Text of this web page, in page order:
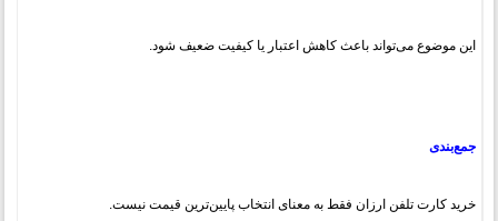
این موضوع می‌تواند باعث کاهش اعتبار یا کیفیت ضعیف شود.
جمع‌بندی
خرید کارت تلفن ارزان فقط به معنای انتخاب پایین‌ترین قیمت نیست.